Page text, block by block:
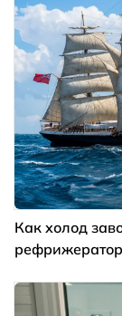
Как холод